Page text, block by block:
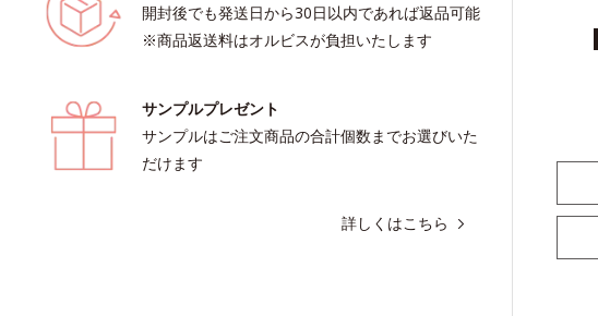
開封後でも発送日から30日以内であれば返品可能
※商品返送料はオルビスが負担いたします
サンプルプレゼント
サンプルはご注文商品の合計個数までお選びいた
だけます
詳しくはこちら